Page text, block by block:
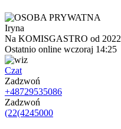
Iryna
Na KOMISGASTRO od 2022
Ostatnio online wczoraj 14:25
Czat
Zadzwoń
+48729535086
Zadzwoń
(22(4245000